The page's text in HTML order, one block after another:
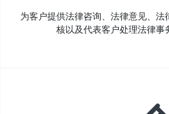
为客户提供法律咨询、法律意见、
核以及代表客户处理法律事